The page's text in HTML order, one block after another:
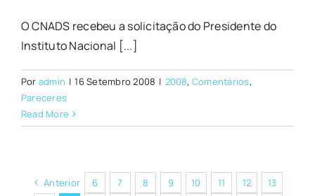
O CNADS recebeu a solicitação do Presidente do
Instituto Nacional [...]
Por admin | 16 Setembro 2008 | 2008, Comentários,
Pareceres
Read More
Anterior 6 7 8 9 10 11 12
13